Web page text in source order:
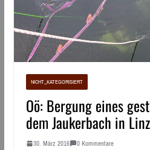
NICHT_KATEGORISIERT
Oö: Bergung eines
dem Jaukerbach in Linz
30. März 2016 0 Kommentare